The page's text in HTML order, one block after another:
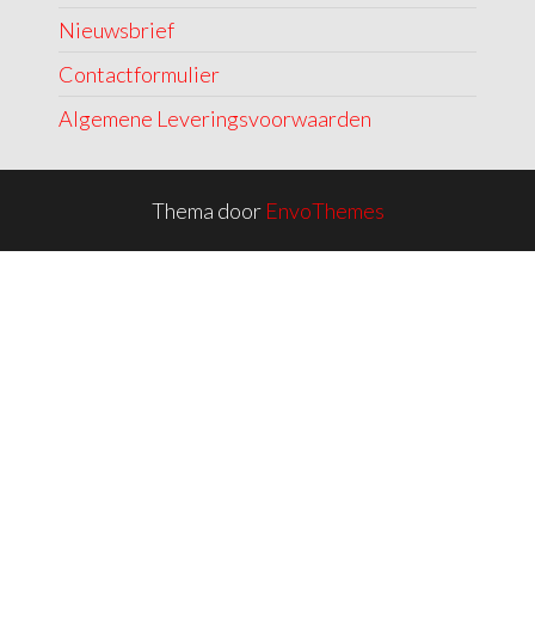
Nieuwsbrief
Contactformulier
Algemene Leveringsvoorwaarden
Thema door EnvoThemes